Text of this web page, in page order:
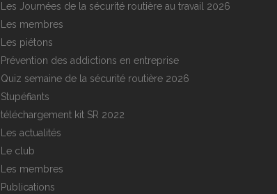
Les Journées de la sécurité routière au travail 2026
Les membres
Les piétons
Prévention des addictions en entreprise
Quiz semaine de la sécurité routière 2026
Stupéfiants
téléchargement kit SR 2022
Les actualités
Le club
Les membres
Publications